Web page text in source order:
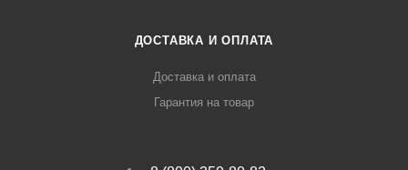
ДОСТАВКА И ОПЛАТА
Доставка и оплата
Гарантия на товар